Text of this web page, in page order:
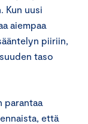
Kun uusi
aiempaa
piiriin,
taso
parantaa
että